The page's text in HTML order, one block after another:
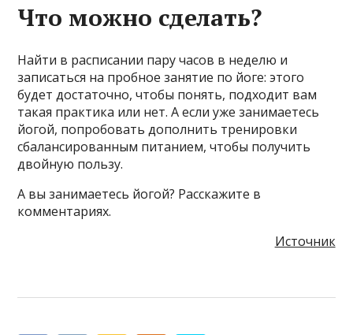
Что можно сделать?
Найти в расписании пару часов в неделю и
записаться на пробное занятие по йоге: этого
будет достаточно, чтобы понять, подходит вам
такая практика или нет. А если уже занимаетесь
йогой, попробовать дополнить тренировки
сбалансированным питанием, чтобы получить
двойную пользу.
А вы занимаетесь йогой? Расскажите в
комментариях.
Источник